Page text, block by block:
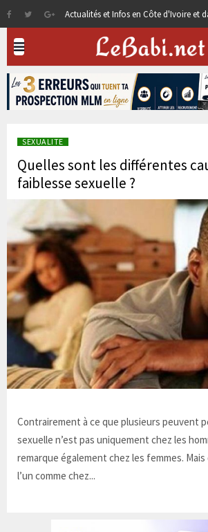
Actualités et Infos en Côte d'Ivoire et
SEXUALITE
Quelles sont les différentes
faiblesse sexuelle ?
Contrairement à ce que plusieurs peuvent
sexuelle n’est pas uniquement chez les
remarque également chez les femmes.
l’un comme chez...